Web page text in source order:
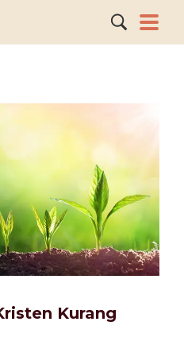
Kurang